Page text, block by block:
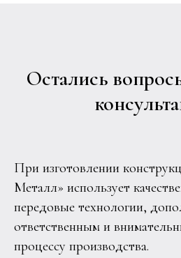
Остались
При изготовлении
Металл» использует
передовые технологии,
ответственным и
процессу производства.